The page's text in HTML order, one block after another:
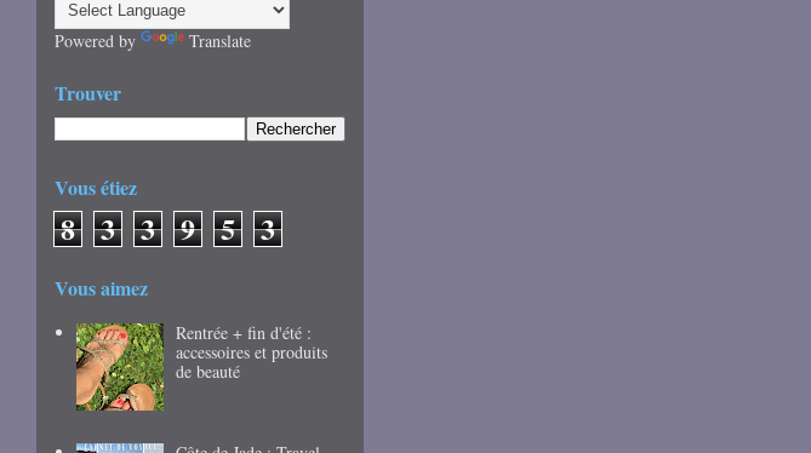
Powered by Translate
Trouver
Vous étiez
8 3 3 9 5 3
Vous aimez
Rentrée + fin d'été :
accessoires et produits
de beauté